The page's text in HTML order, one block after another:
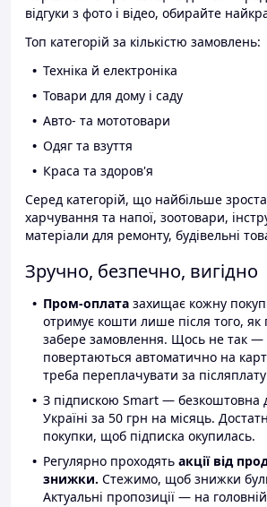
відгуки з фото і відео, обирайте
Топ категорій за кількістю замовлень:
Техніка й електроніка
Товари для дому і саду
Авто- та мототовари
Одяг та взуття
Краса та здоров'я
Серед категорій, що найбільше
харчування та напої, зоотовари,
матеріали для ремонту, будівельні
Зручно, безпечно, вигідно
Пром-оплата захищає кожну
отримує кошти лише після того, як
забере замовлення. Щось не так —
повертаються автоматично на
треба переплачувати за
З підпискою Smart — безкоштовна
Україні за 50 грн на місяць.
покупки, щоб підписка окупилась.
Регулярно проходять акції від
знижки. Стежимо, щоб знижки
Актуальні пропозиції — на